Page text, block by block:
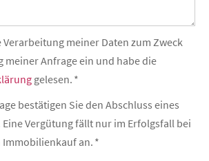
Verarbeitung meiner Daten zum Zweck
meiner Anfrage ein und habe die
gelesen. *
bestätigen Sie den Abschluss eines
Vergütung fällt nur im Erfolgsfall bei
an. *